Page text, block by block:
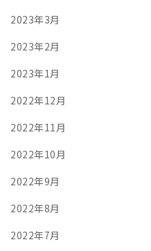
2023年3月
2023年2月
2023年1月
2022年12月
2022年11月
2022年10月
2022年9月
2022年8月
2022年7月